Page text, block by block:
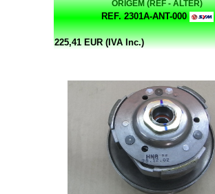
ORIGEM (REF - ALTER)
REF. 2301A-ANT-000
225,41 EUR (IVA Inc.)